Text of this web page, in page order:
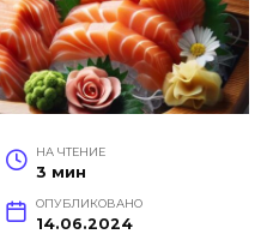
НА ЧТЕНИЕ
3 мин
ОПУБЛИКОВАНО
14.06.2024